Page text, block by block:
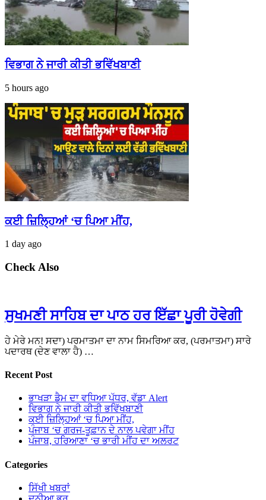
ਵਿਭਾਗ ਨੇ ਜਾਰੀ ਕੀਤੀ ਭਵਿੱਖਬਾਣੀ
5 hours ago
ਕਈ ਜ਼ਿਲ੍ਹਿਆਂ ‘ਚ ਪਿਆ ਮੀਂਹ,
1 day ago
Check Also
ਸੁਖਮਣੀ ਸਾਹਿਬ ਦਾ ਪਾਠ ਹਰ ਇੱਛਾ ਪੂਰੀ ਹੋਵੇਗੀ
ਹੇ ਮੇਰੇ ਮਨ! ਸਦਾ) ਪਰਮਾਤਮਾ ਦਾ ਨਾਮ ਸਿਮਰਿਆ ਕਰ, (ਪਰਮਾਤਮਾ) ਸਾਰੇ
ਪਦਾਰਥ (ਦੇਣ ਵਾਲਾ ਹੈ) …
Recent Post
ਭਾਖੜਾ ਡੈਮ ਦਾ ਵਧਿਆ ਪੱਧਰ, ਵੱਡਾ Alert
ਵਿਭਾਗ ਨੇ ਜਾਰੀ ਕੀਤੀ ਭਵਿੱਖਬਾਣੀ
ਕਈ ਜ਼ਿਲ੍ਹਿਆਂ ‘ਚ ਪਿਆ ਮੀਂਹ,
ਪੰਜਾਬ ‘ਚ ਗਰਜ-ਤੂਫ਼ਾਨ ਦੇ ਨਾਲ ਪਵੇਗਾ ਮੀਂਹ
ਪੰਜਾਬ, ਹਰਿਆਣਾ ‘ਚ ਭਾਰੀ ਮੀਂਹ ਦਾ ਅਲਰਟ
Categories
ਸਿੱਖੀ ਖਬਰਾਂ